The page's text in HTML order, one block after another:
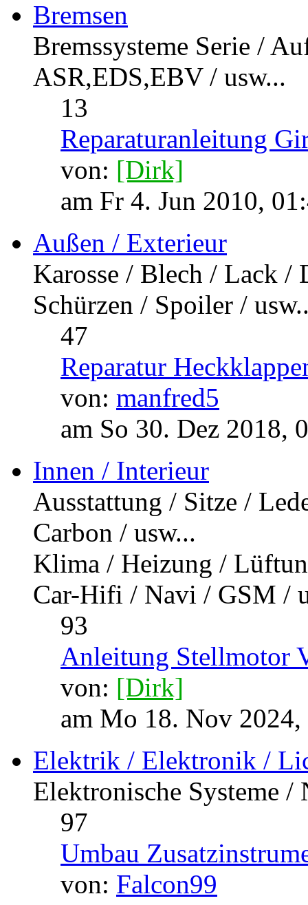
Bremsen
Bremssysteme Serie /
ASR,EDS,EBV / usw...
13
Reparaturanleitung
von: [Dirk]
am Fr 4. Jun 2010,
Außen / Exterieur
Karosse / Blech / Lack /
Schürzen / Spoiler /
47
Reparatur
von: manfred5
am So 30. Dez 2018,
Innen / Interieur
Ausstattung / Sitze /
Carbon / usw...
Klima / Heizung /
Car-Hifi / Navi / GSM /
93
Anleitung Stellmotor
von: [Dirk]
am Mo 18. Nov 2024,
Elektrik / Elektronik /
Elektronische Systeme /
97
Umbau
von: Falcon99